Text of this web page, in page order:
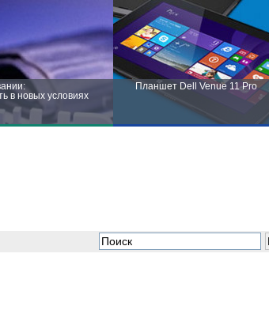
в новых условиях
Планшет Dell Venue 11 Pro